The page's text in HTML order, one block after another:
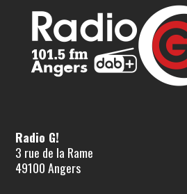
Radio G!
3 rue de la Rame
49100 Angers